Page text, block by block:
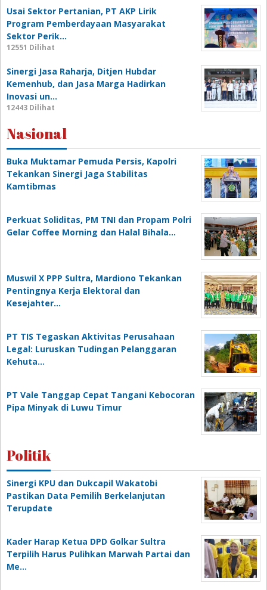
Usai Sektor Pertanian, PT AKP Lirik
Program Pemberdayaan Masyarakat
Sektor Perik…
12551 Dilihat
Sinergi Jasa Raharja, Ditjen Hubdar
Kemenhub, dan Jasa Marga Hadirkan
Inovasi un…
12443 Dilihat
Nasional
Buka Muktamar Pemuda Persis, Kapolri
Tekankan Sinergi Jaga Stabilitas
Kamtibmas
Perkuat Soliditas, PM TNI dan Propam Polri
Gelar Coffee Morning dan Halal Bihala…
Muswil X PPP Sultra, Mardiono Tekankan
Pentingnya Kerja Elektoral dan
Kesejahter…
PT TIS Tegaskan Aktivitas Perusahaan
Legal: Luruskan Tudingan Pelanggaran
Kehuta…
PT Vale Tanggap Cepat Tangani Kebocoran
Pipa Minyak di Luwu Timur
Politik
Sinergi KPU dan Dukcapil Wakatobi
Pastikan Data Pemilih Berkelanjutan
Terupdate
Kader Harap Ketua DPD Golkar Sultra
Terpilih Harus Pulihkan Marwah Partai dan
Me…